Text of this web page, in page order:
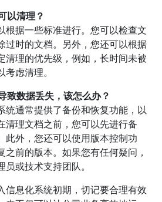
以清理？
根据一些标准进行。您可以检查文
过时的文档。另外，您还可以根据
清理的优先级，例如，长时间未被
虑清理。
致数据丢失，该怎么办？
统通常提供了备份和恢复功能，以
清理文档之前，您可以先进行备
此外，您还可以使用版本控制功
之前的版本。如果您有任何疑问，
或技术支持团队。
信息化系统初期，切记要合理有效